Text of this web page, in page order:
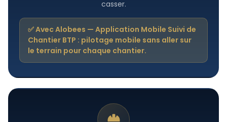
casser.
✅ Avec Alobees — Application Mobile Suivi de
Chantier BTP : pilotage mobile sans aller sur
le terrain pour chaque chantier.